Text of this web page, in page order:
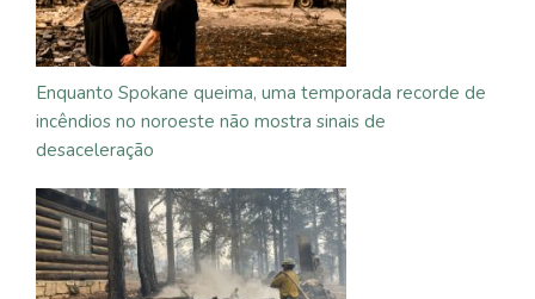
Enquanto Spokane queima, uma temporada recorde de
incêndios no noroeste não mostra sinais de
desaceleração